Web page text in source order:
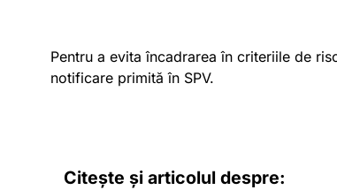
Pentru a evita încadrarea în criteriile de
notificare primită în SPV.
Citește și articolul despre: